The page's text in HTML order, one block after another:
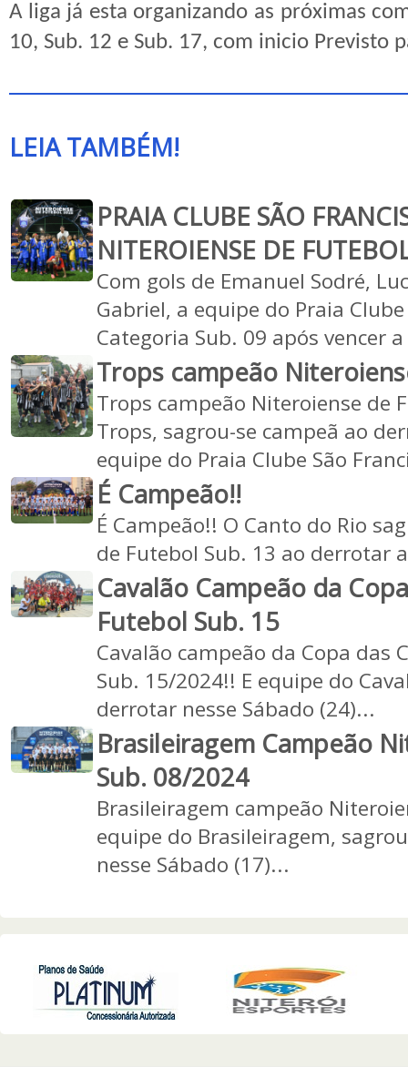
A liga já esta organizando as próximas
10, Sub. 12 e Sub. 17, com inicio Previsto
LEIA TAMBÉM!
PRAIA CLUBE SÃO
NITEROIENSE DE
Com gols de Emanuel Sodré,
Gabriel, a equipe do Praia
Categoria Sub. 09 após vencer
Trops campeão
Trops campeão Niteroiense de
Trops, sagrou-se campeã ao
equipe do Praia Clube São
É Campeão!!
É Campeão!! O Canto do Rio
de Futebol Sub. 13 ao derrotar
Cavalão Campeão da
Futebol Sub. 15
Cavalão campeão da Copa das
Sub. 15/2024!! E equipe do
derrotar nesse Sábado (24)...
Brasileiragem Campeão
Sub. 08/2024
Brasileiragem campeão
equipe do Brasileiragem,
nesse Sábado (17)...